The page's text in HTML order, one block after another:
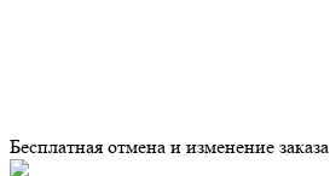
Бесплатная отмена и изменение заказа